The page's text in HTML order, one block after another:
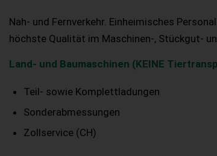
Nah- und Fernverkehr. Einheimisches
höchste Qualität im Maschinen-, Stückgut-
Land- und Baumaschinen (KEINE
Teil- sowie Komplettladungen
Sonderabmessungen
Zollservice (CH)